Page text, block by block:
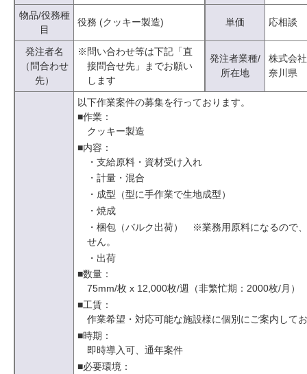
物品/役務種
目
役務 (クッキー製造) 単価 応相談
発注者名
（問合わせ
先）
※問い合わせ等は下記「直
接問合せ先」までお願い
します
発注者業種/
所在地
株式会
奈川県
以下作業案件の募集を行っております。
■作業：
クッキー製造
■内容：
・支給原料・資材受け入れ
・計量・混合
・成型（型に手作業で生地成型）
・焼成
・梱包（バルク出荷） ※業務用原料になるので
せん。
・出荷
■数量：
75mm/枚 x 12,000枚/週（非繁忙期：2000枚/月）
■工賃：
作業希望・対応可能な施設様に個別にご案内して
■時期：
即時導入可、通年案件
■必要環境：